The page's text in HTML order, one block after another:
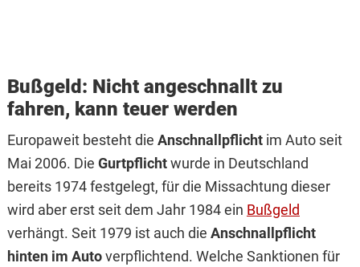
Bußgeld: Nicht angeschnallt zu
fahren, kann teuer werden
Europaweit besteht die Anschnallpflichtim Auto seit
Mai 2006. Die Gurtpflichtwurde in Deutschland
bereits 1974 festgelegt, für die Missachtung dieser
wird aber erst seit dem Jahr 1984 ein Bußgeld
verhängt. Seit 1979 ist auch die Anschnallpflicht
hinten im Autoverpflichtend. Welche Sanktionen für